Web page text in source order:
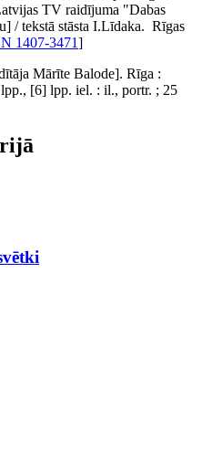
TV raidījuma "Dabas
/ tekstā stāsta I.Līdaka. Rīgas
1407-3471]
Mārīte Balode]. Rīga :
[6] lpp. iel. : il., portr. ; 25